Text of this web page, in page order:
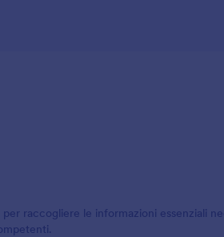
raccogliere le informazioni essenziali